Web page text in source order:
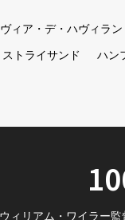
ィア・デ・ハヴィラン
トライサンド ハン
ウィリアム・ワイラー監